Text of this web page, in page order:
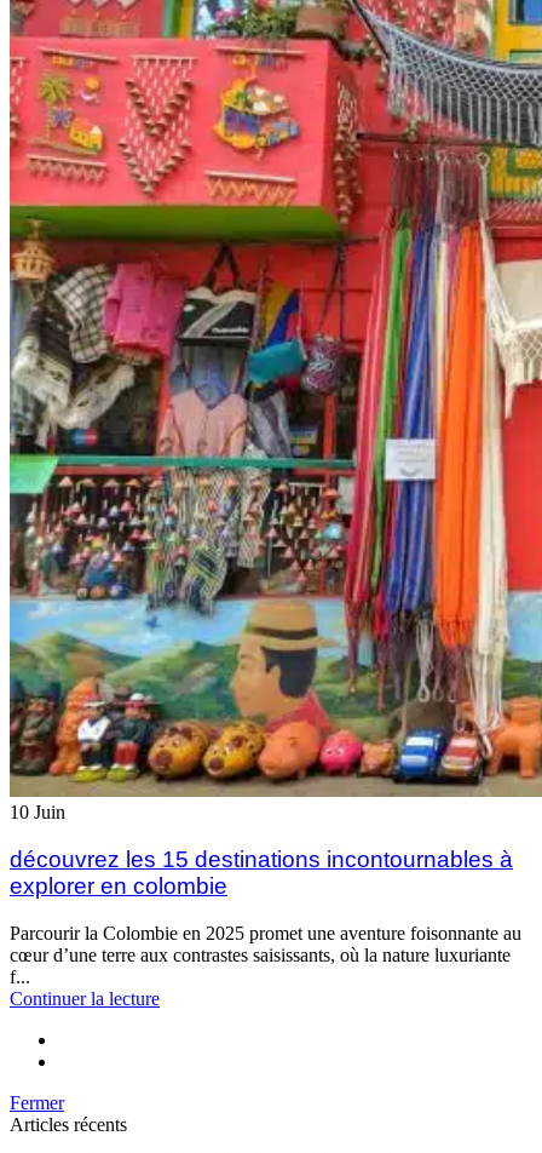
10 Juin
découvrez les 15 destinations incontournables à
explorer en colombie
Parcourir la Colombie en 2025 promet une aventure foisonnante au
cœur d’une terre aux contrastes saisissants, où la nature luxuriante
f...
Continuer la lecture
Fermer
Articles récents